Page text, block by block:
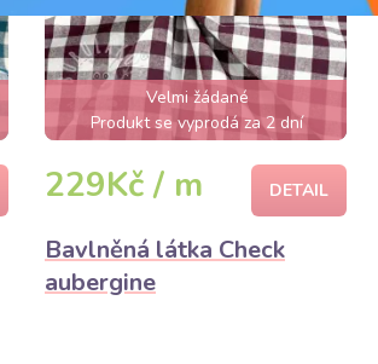
Velmi žádané
Produkt se vyprodá za 2 dní
229Kč / m DETAIL
Bavlněná látka Check
aubergine